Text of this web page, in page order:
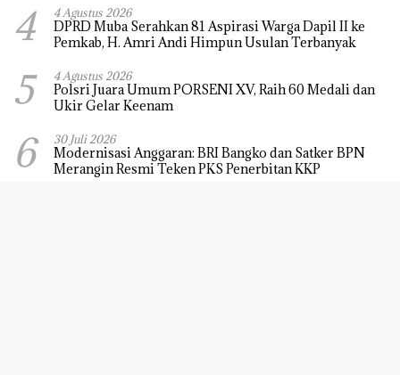
4 4 Agustus 2026
DPRD Muba Serahkan 81 Aspirasi Warga Dapil II ke
Pemkab, H. Amri Andi Himpun Usulan Terbanyak
5 4 Agustus 2026
Polsri Juara Umum PORSENI XV, Raih 60 Medali dan
Ukir Gelar Keenam
6 30 Juli 2026
Modernisasi Anggaran: BRI Bangko dan Satker BPN
Merangin Resmi Teken PKS Penerbitan KKP